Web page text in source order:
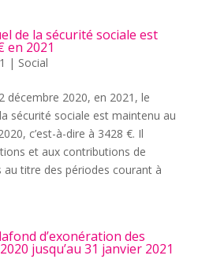
de la sécurité sociale est
en 2021
| Social
décembre 2020, en 2021, le
sécurité sociale est maintenu au
c’est-à-dire à 3428 €. Il
et aux contributions de
au titre des périodes courant à
d’exonération des
jusqu’au 31 janvier 2021